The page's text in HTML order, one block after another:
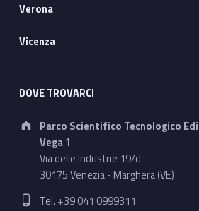
Verona
Vicenza
DOVE TROVARCI
Address:
Parco Scientifico Tecnologico
Vega 1
Via delle Industrie 19/d
30175 Venezia - Marghera (VE)
Phone number:
Tel. +39 041 0999311